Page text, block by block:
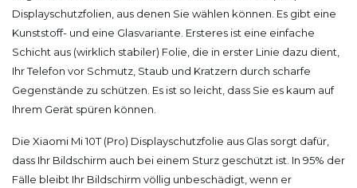
Displayschutzfolien, aus denen Sie wählen können. Es gibt eine
Kunststoff- und eine Glasvariante. Ersteres ist eine einfache
Schicht aus (wirklich stabiler) Folie, die in erster Linie dazu dient,
Ihr Telefon vor Schmutz, Staub und Kratzern durch scharfe
Gegenstände zu schützen. Es ist so leicht, dass Sie es kaum auf
Ihrem Gerät spüren können.
Die Xiaomi Mi 10T (Pro) Displayschutzfolie aus Glas sorgt dafür,
dass Ihr Bildschirm auch bei einem Sturz geschützt ist. In 95% der
Fälle bleibt Ihr Bildschirm völlig unbeschädigt, wenn er